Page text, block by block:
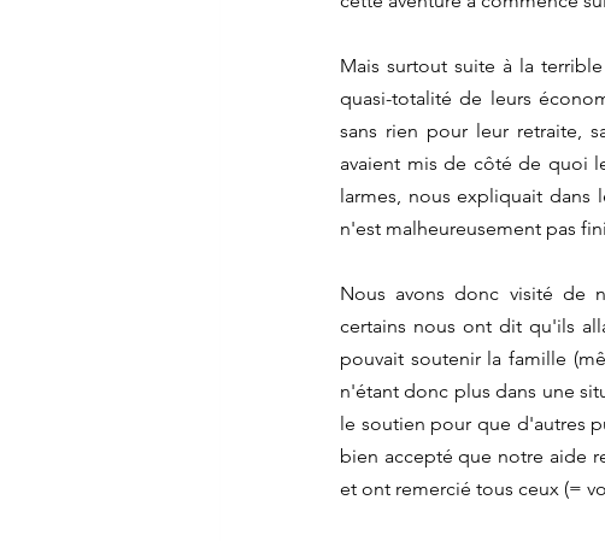
Mais surtout suite à la
quasi-totalité de leurs
sans rien pour leur retraite,
avaient mis de côté de quoi
larmes, nous expliquait dans
n'est malheureusement pas fini
Nous avons donc visité de
certains nous ont dit qu'ils
pouvait soutenir la famille
n'étant donc plus dans une
le soutien pour que d'autres
bien accepté que notre aide
et ont remercié tous ceux (=